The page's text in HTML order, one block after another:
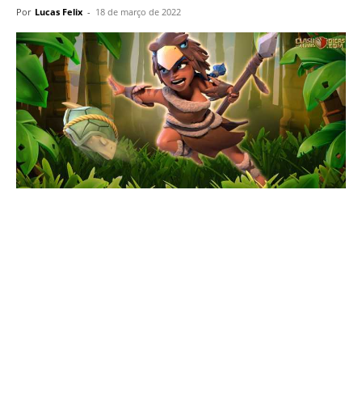
Por Lucas Felix - 18 de março de 2022